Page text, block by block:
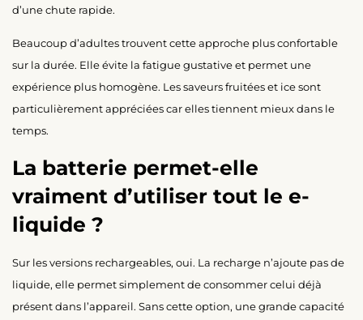
d’une chute rapide.
Beaucoup d’adultes trouvent cette approche plus confortable
sur la durée. Elle évite la fatigue gustative et permet une
expérience plus homogène. Les saveurs fruitées et ice sont
particulièrement appréciées car elles tiennent mieux dans le
temps.
La batterie permet-elle
vraiment d’utiliser tout le e-
liquide ?
Sur les versions rechargeables, oui. La recharge n’ajoute pas de
liquide, elle permet simplement de consommer celui déjà
présent dans l’appareil. Sans cette option, une grande capacité